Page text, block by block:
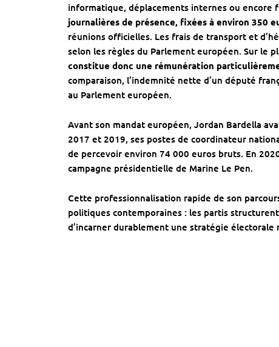
informatique, déplacements internes ou encore
journalières de présence, fixées à environ 350
réunions officielles. Les frais de transport et
selon les règles du Parlement européen. Sur le
constitue donc une rémunération
comparaison, l’indemnité nette d’un député
au Parlement européen.
Avant son mandat européen, Jordan Bardella
2017 et 2019, ses postes de coordinateur
de percevoir environ 74 000 euros bruts. En
campagne présidentielle de Marine Le Pen.
Cette professionnalisation rapide de son
politiques contemporaines : les partis
d’incarner durablement une stratégie électorale